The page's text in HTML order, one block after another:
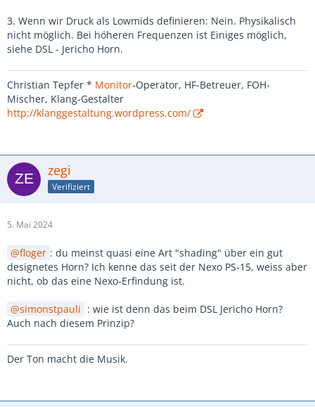
3. Wenn wir Druck als Lowmids definieren: Nein. Physikalisch
nicht möglich. Bei höheren Frequenzen ist Einiges möglich,
siehe DSL - Jericho Horn.
Christian Tepfer * Monitor-Operator, HF-Betreuer, FOH-
Mischer, Klang-Gestalter
http://klanggestaltung.wordpress.com/
zegi
Verifiziert
5. Mai 2024
floger : du meinst quasi eine Art "shading" über ein gut
designetes Horn? Ich kenne das seit der Nexo PS-15, weiss aber
nicht, ob das eine Nexo-Erfindung ist.
simonstpauli : wie ist denn das beim DSL Jericho Horn?
Auch nach diesem Prinzip?
Der Ton macht die Musik.